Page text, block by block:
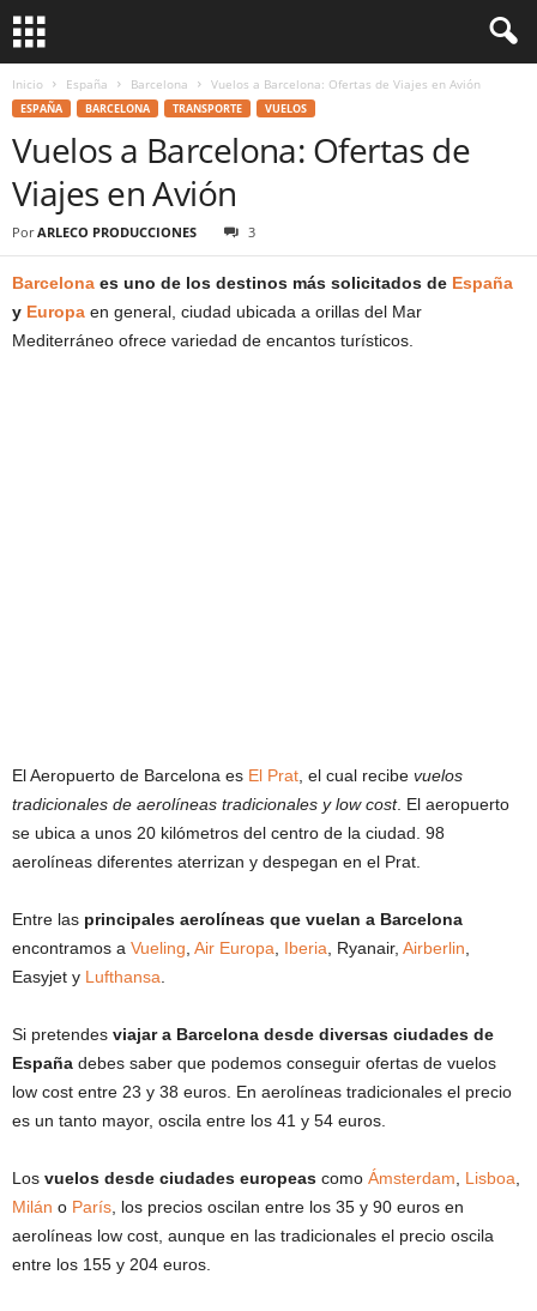
Inicio España Barcelona Vuelos a Barcelona: Ofertas de Viajes en Avión
ESPAÑA BARCELONA TRANSPORTE VUELOS
Vuelos a Barcelona: Ofertas de
Viajes en Avión
Por ARLECO PRODUCCIONES 3
Barcelona es uno de los destinos más solicitados de España
y Europa en general, ciudad ubicada a orillas del Mar
Mediterráneo ofrece variedad de encantos turísticos.
El Aeropuerto de Barcelona es El Prat , el cual recibe vuelos
tradicionales de aerolíneas tradicionales y low cost. El aeropuerto
se ubica a unos 20 kilómetros del centro de la ciudad. 98
aerolíneas diferentes aterrizan y despegan en el Prat.
Entre las principales aerolíneas que vuelan a Barcelona
encontramos a Vueling Air Europa Iberia , Ryanair, Airberlin
Easyjet y Lufthansa
Si pretendes viajar a Barcelona desde diversas ciudades de
España debes saber que podemos conseguir ofertas de vuelos
low cost entre 23 y 38 euros. En aerolíneas tradicionales el precio
es un tanto mayor, oscila entre los 41 y 54 euros.
Los vuelos desde ciudades europeas como Ámsterdam Lisboa
Milán o París , los precios oscilan entre los 35 y 90 euros en
aerolíneas low cost, aunque en las tradicionales el precio oscila
entre los 155 y 204 euros.